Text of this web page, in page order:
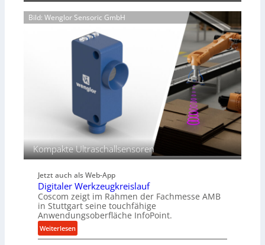
a
u
l
i
c
i
i
n
e
t
r
i
e
b
Bild: Wenglor Sensoric GmbH
Kompakte Ultraschallsensoren
Jetzt auch als Web-App
Digitaler Werkzeugkreislauf
Coscom zeigt im Rahmen der Fachmesse AMB
in Stuttgart seine touchfähige
Anwendungsoberfläche InfoPoint.
Weiterlesen:
D